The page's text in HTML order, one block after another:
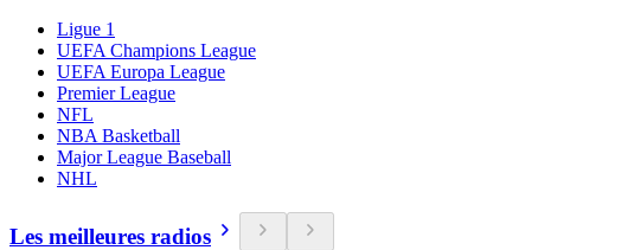
Ligue 1
UEFA Champions League
UEFA Europa League
Premier League
NFL
NBA Basketball
Major League Baseball
NHL
Les meilleures radios